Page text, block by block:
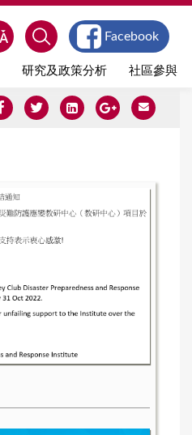
研究及政策分析 社區參與
Facebook